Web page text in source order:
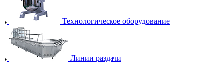
Технологическое оборудование
Линии раздачи